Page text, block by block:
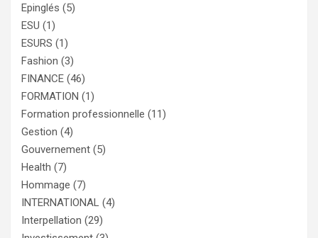
Epinglés (5)
ESU (1)
ESURS (1)
Fashion (3)
FINANCE (46)
FORMATION (1)
Formation professionnelle (11)
Gestion (4)
Gouvernement (5)
Health (7)
Hommage (7)
INTERNATIONAL (4)
Interpellation (29)